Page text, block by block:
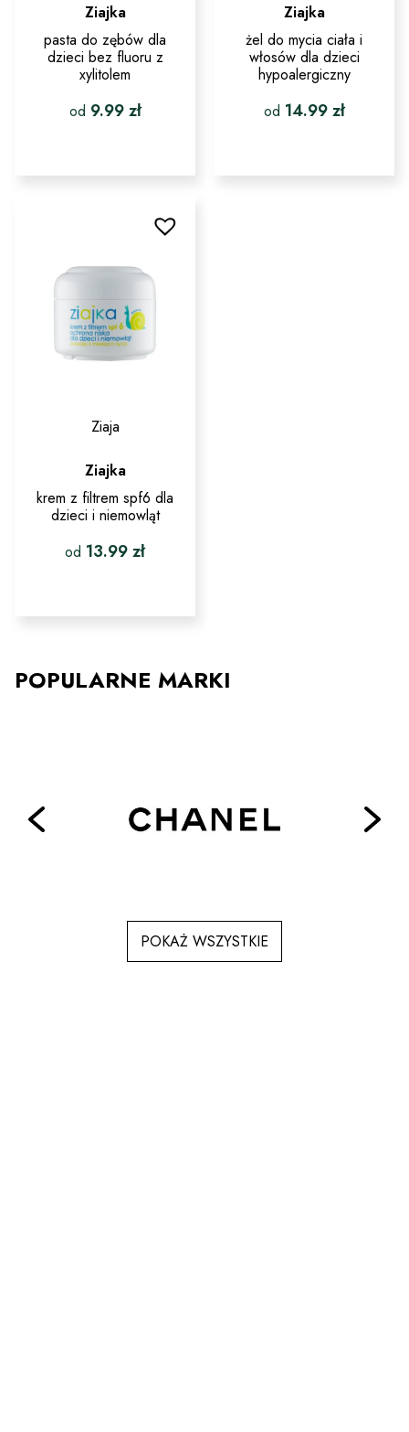
Ziajka
pasta do zębów dla
dzieci bez fluoru z
xylitolem
od 9.99zł
ma
wybrać
produktu
Ziajka
żel do mycia ciała i
włosów dla dzieci
hypoalergiczny
od 14.99zł
ma
Ziaja
Ziajka
krem z filtrem spf6 dla
dzieci i niemowląt
od 13.99zł
ma
Opcje
można
POPULARNE MARKI
POKAŻ WSZYSTKIE